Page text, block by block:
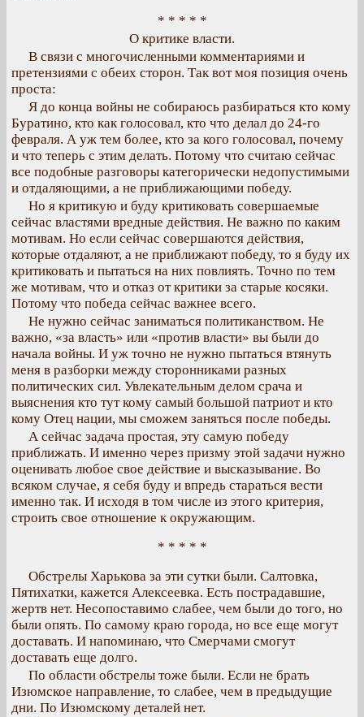
* * * * *
О критике власти.
В связи с многочисленными комментариями и
претензиями с обеих сторон. Так вот моя позиция очень
проста:
Я до конца войны не собираюсь разбираться кто кому
Буратино, кто как голосовал, кто что делал до 24-го
февраля. А уж тем более, кто за кого голосовал, почему
и что теперь с этим делать. Потому что считаю сейчас
все подобные разговоры категорически недопустимыми
и отдаляющими, а не приближающими победу.
Но я критикую и буду критиковать совершаемые
сейчас властями вредные действия. Не важно по каким
мотивам. Но если сейчас совершаются действия,
которые отдаляют, а не приближают победу, то я буду их
критиковать и пытаться на них повлиять. Точно по тем
же мотивам, что и отказ от критики за старые косяки.
Потому что победа сейчас важнее всего.
Не нужно сейчас заниматься политиканством. Не
важно, «за власть» или «против власти» вы были до
начала войны. И уж точно не нужно пытаться втянуть
меня в разборки между сторонниками разных
политических сил. Увлекательным делом срача и
выяснения кто тут кому самый большой патриот и кто
кому Отец нации, мы сможем заняться после победы.
А сейчас задача простая, эту самую победу
приближать. И именно через призму этой задачи нужно
оценивать любое свое действие и высказывание. Во
всяком случае, я себя буду и впредь стараться вести
именно так. И исходя в том числе из этого критерия,
строить свое отношение к окружающим.
* * * * *
Обстрелы Харькова за эти сутки были. Салтовка,
Пятихатки, кажется Алексеевка. Есть пострадавшие,
жертв нет. Несопоставимо слабее, чем были до того, но
были опять. По самому краю города, но все еще могут
доставать. И напоминаю, что Смерчами смогут
доставать еще долго.
По области обстрелы тоже были. Если не брать
Изюмское направление, то слабее, чем в предыдущие
дни. По Изюмскому деталей нет.